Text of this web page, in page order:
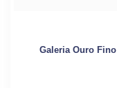
Galeria Ouro